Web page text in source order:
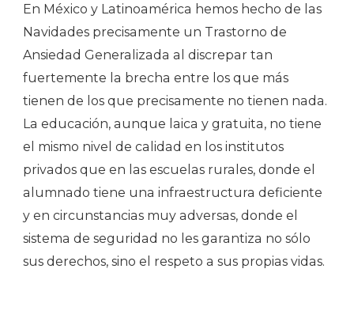
En México y Latinoamérica hemos hecho de las
Navidades precisamente un Trastorno de
Ansiedad Generalizada al discrepar tan
fuertemente la brecha entre los que más
tienen de los que precisamente no tienen nada.
La educación, aunque laica y gratuita, no tiene
el mismo nivel de calidad en los institutos
privados que en las escuelas rurales, donde el
alumnado tiene una infraestructura deficiente
y en circunstancias muy adversas, donde el
sistema de seguridad no les garantiza no sólo
sus derechos, sino el respeto a sus propias vidas.